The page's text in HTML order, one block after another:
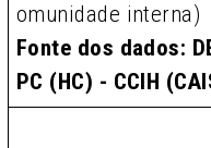
omunidade interna)
Fonte dos dados:
PC (HC) - CCIH